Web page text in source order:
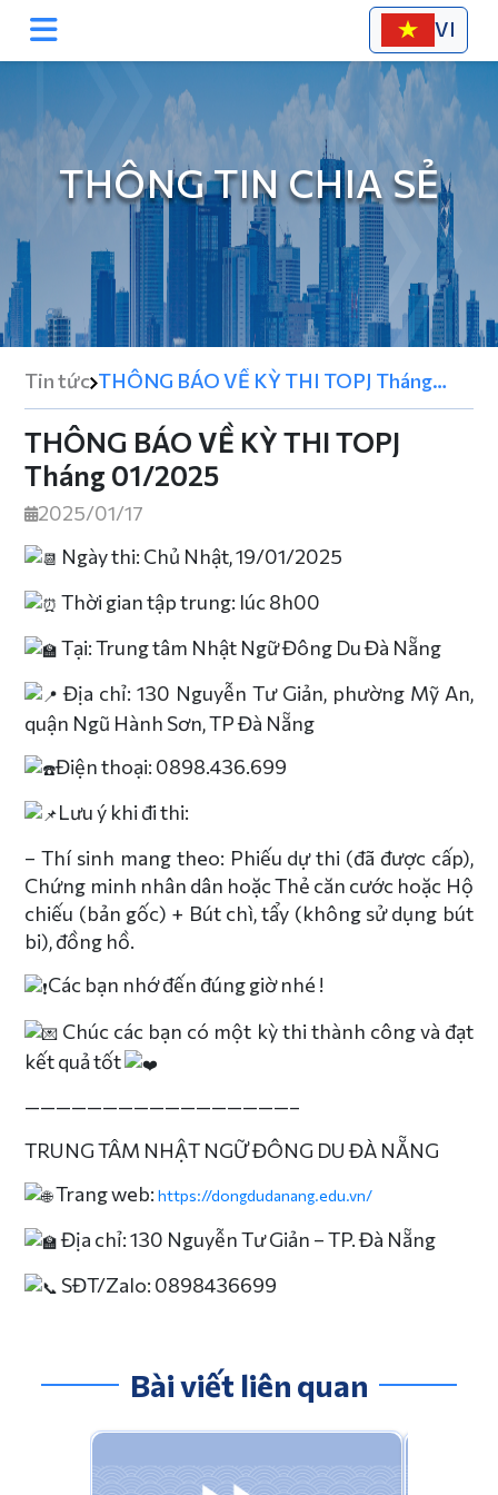
VI
THÔNG TIN CHIA SẺ
Tin tức THÔNG BÁO VỀ KỲ THI TOPJ Tháng
01/2025
THÔNG BÁO VỀ KỲ THI TOPJ
Tháng 01/2025
2025/01/17
Ngày thi: Chủ Nhật, 19/01/2025
Thời gian tập trung: lúc 8h00
Tại: Trung tâm Nhật Ngữ Đông Du Đà Nẵng
Địa chỉ: 130 Nguyễn Tư Giản, phường Mỹ An,
quận Ngũ Hành Sơn, TP Đà Nẵng
Điện thoại: 0898.436.699
Lưu ý khi đi thi:
– Thí sinh mang theo: Phiếu dự thi (đã được cấp),
Chứng minh nhân dân hoặc Thẻ căn cước hoặc Hộ
chiếu (bản gốc) + Bút chì, tẩy (không sử dụng bút
bi), đồng hồ.
Các bạn nhớ đến đúng giờ nhé !
Chúc các bạn có một kỳ thi thành công và đạt
kết quả tốt
—————————————————–
TRUNG TÂM NHẬT NGỮ ĐÔNG DU ĐÀ NẴNG
Trang web:https://dongdudanang.edu.vn/
Địa chỉ: 130 Nguyễn Tư Giản – TP. Đà Nẵng
SĐT/Zalo: 0898436699
Bài viết liên quan